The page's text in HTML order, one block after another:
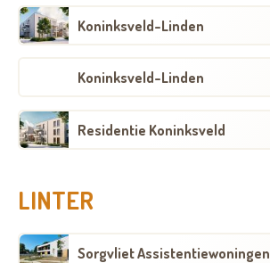
Koninksveld-Linden
Koninksveld-Linden
Residentie Koninksveld
LINTER
Sorgvliet Assistentiewoningen